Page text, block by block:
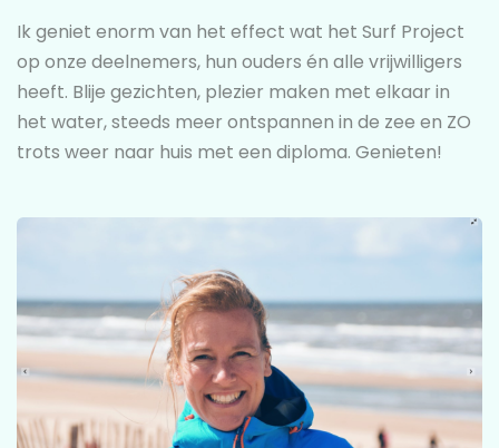
Ik geniet enorm van het effect wat het Surf Project
op onze deelnemers, hun ouders én alle vrijwilligers
heeft. Blije gezichten, plezier maken met elkaar in
het water, steeds meer ontspannen in de zee en ZO
trots weer naar huis met een diploma. Genieten!